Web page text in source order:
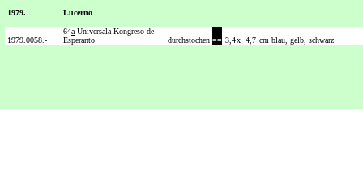
1979.
Lucerno
1979. 0058.-
64a Universala Kongreso de
Esperanto
durchstochen == 3,4x 4,7 cm blau, gelb, schwarz